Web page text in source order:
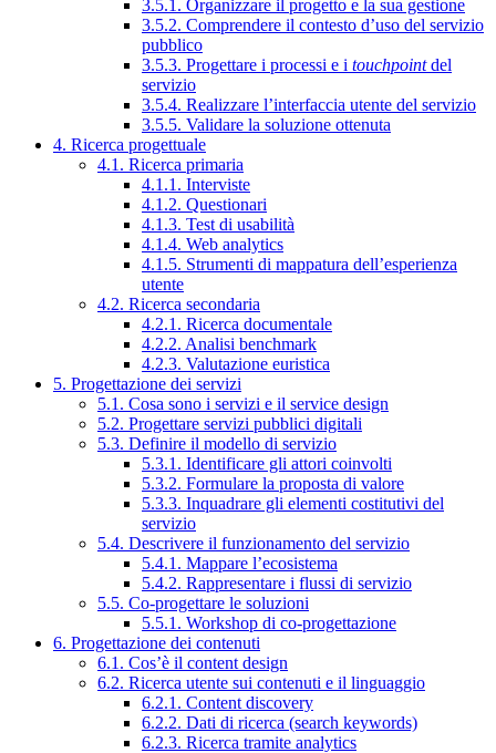
3.5.1. Organizzare il progetto e la sua gestione
3.5.2. Comprendere il contesto d’uso del servizio
pubblico
3.5.3. Progettare i processi e i touchpointdel
servizio
3.5.4. Realizzare l’interfaccia utente del servizio
3.5.5. Validare la soluzione ottenuta
4. Ricerca progettuale
4.1. Ricerca primaria
4.1.1. Interviste
4.1.2. Questionari
4.1.3. Test di usabilità
4.1.4. Web analytics
4.1.5. Strumenti di mappatura dell’esperienza
utente
4.2. Ricerca secondaria
4.2.1. Ricerca documentale
4.2.2. Analisi benchmark
4.2.3. Valutazione euristica
5. Progettazione dei servizi
5.1. Cosa sono i servizi e il service design
5.2. Progettare servizi pubblici digitali
5.3. Definire il modello di servizio
5.3.1. Identificare gli attori coinvolti
5.3.2. Formulare la proposta di valore
5.3.3. Inquadrare gli elementi costitutivi del
servizio
5.4. Descrivere il funzionamento del servizio
5.4.1. Mappare l’ecosistema
5.4.2. Rappresentare i flussi di servizio
5.5. Co-progettare le soluzioni
5.5.1. Workshop di co-progettazione
6. Progettazione dei contenuti
6.1. Cos’è il content design
6.2. Ricerca utente sui contenuti e il linguaggio
6.2.1. Content discovery
6.2.2. Dati di ricerca (search keywords)
6.2.3. Ricerca tramite analytics